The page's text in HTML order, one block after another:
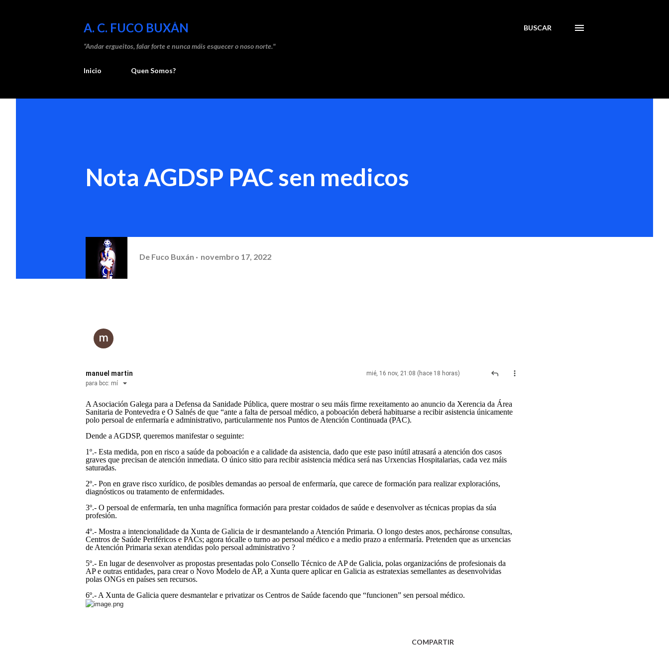
A. C. FUCO BUXÁN
“Andar ergueitos, falar forte e nunca máis esquecer o noso norte."
BUSCAR
Inicio Quen Somos?
Nota AGDSP PAC sen medicos
De Fuco Buxán novembro 17, 2022
manuel martin
mié, 16 nov, 21:08 (hace 18 horas)
para bcc: mí
A Asociación Galega para a Defensa da Sanidade Pública, quere mostrar o seu máis firme rexeitamento ao anuncio da Xerencia da Área
Sanitaria de Pontevedra e O Salnés de que “ante a falta de persoal médico, a poboación deberá habituarse a recibir asistencia únicamente
polo persoal de enfermaría e administrativo, particularmente nos Puntos de Atención Continuada (PAC).
Dende a AGDSP, queremos manifestar o seguinte:
1º.- Esta medida, pon en risco a saúde da poboación e a calidade da asistencia, dado que este paso inútil atrasará a atención dos casos
graves que precisan de atención inmediata. O único sitio para recibir asistencia médica será nas Urxencias Hospitalarias, cada vez máis
saturadas.
2º.- Pon en grave risco xurídico, de posibles demandas ao persoal de enfermaría, que carece de formación para realizar exploracións,
diagnósticos ou tratamento de enfermidades.
3º.- O persoal de enfermaría, ten unha magnífica formación para prestar coidados de saúde e desenvolver as técnicas propias da súa
profesión.
4º.- Mostra a intencionalidade da Xunta de Galicia de ir desmantelando a Atención Primaria. O longo destes anos, pecháronse consultas,
Centros de Saúde Periféricos e PACs; agora tócalle o turno ao persoal médico e a medio prazo a enfermaría. Pretenden que as urxencias
de Atención Primaria sexan atendidas polo persoal administrativo ?
5º.- En lugar de desenvolver as propostas presentadas polo Consello Técnico de AP de Galicia, polas organizacións de profesionais da
AP e outras entidades, para crear o Novo Modelo de AP, a Xunta quere aplicar en Galicia as estratexias semellantes as desenvolvidas
polas ONGs en países sen recursos.
6º.- A Xunta de Galicia quere desmantelar e privatizar os Centros de Saúde facendo que “funcionen” sen persoal médico.
COMPARTIR